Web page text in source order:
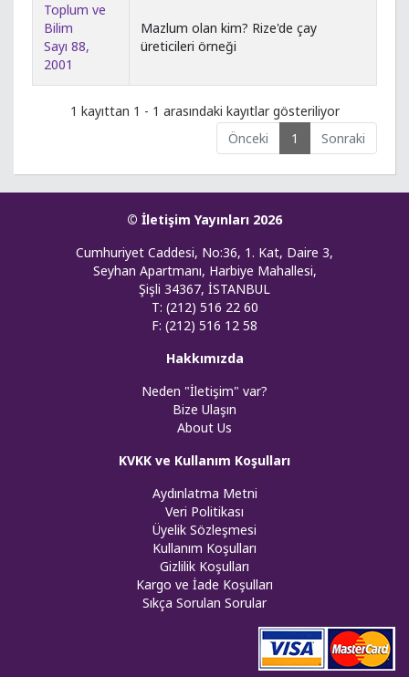
Toplum ve
Bilim
Sayı 88,
2001
Mazlum olan kim? Rize'de çay
üreticileri örneği
1 kayıttan 1 - 1 arasındaki kayıtlar gösteriliyor
Önceki
1 Sonraki
© İletişim Yayınları 2026
Cumhuriyet Caddesi, No:36, 1. Kat, Daire 3,
Seyhan Apartmanı, Harbiye Mahallesi,
Şişli 34367, İSTANBUL
T: (212) 516 22 60
F: (212) 516 12 58
Hakkımızda
Neden "İletişim" var?
Bize Ulaşın
About Us
KVKK ve Kullanım Koşulları
Aydınlatma Metni
Veri Politikası
Üyelik Sözleşmesi
Kullanım Koşulları
Gizlilik Koşulları
Kargo ve İade Koşulları
Sıkça Sorulan Sorular